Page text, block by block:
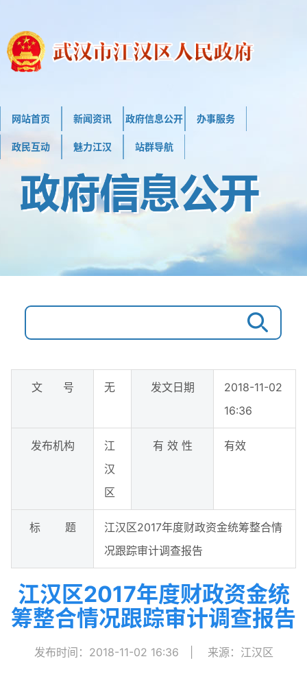
网站首页 新闻资讯 政府信息公开 办事服务
政民互动 魅力江汉 站群导航
文 号 无 发文日期
2018-11-02
16:36
发布机构
江
汉
区
有 效 性 有效
标 题
江汉区2017年度财政资金统筹整合情
况跟踪审计调查报告
江汉区2017年度财政资金统
筹整合情况跟踪审计调查报告
发布时间：2018-11-02 16:36 来源：江汉区